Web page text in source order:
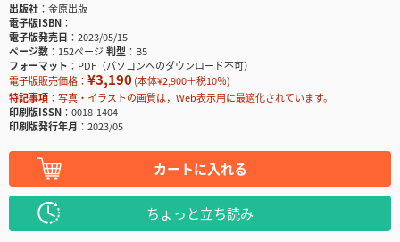
出版社
金原出版
電子版ISBN
電子版発売日
2023/05/15
ページ数
152ページ判型
B5
フォーマット
PDF（パソコンへのダウンロード不可）
電子版販売価格： ¥3,190(本体¥2,900＋税10％)
特記事項
写真・イラストの画質は，Web表示用に最適化されています。
印刷版ISSN
0018-1404
印刷版発行年月
2023/05
カートに入れる
ちょっと立ち読み